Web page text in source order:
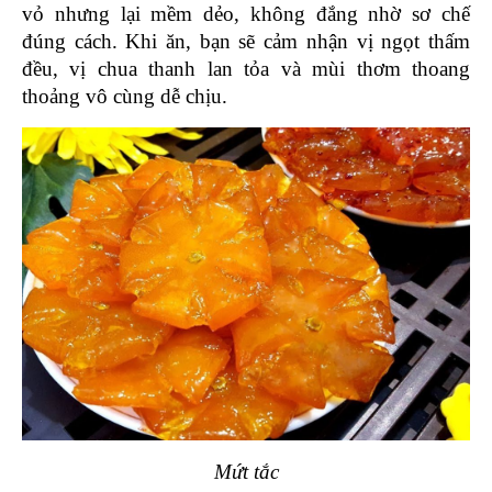
vỏ nhưng lại mềm dẻo, không đắng nhờ sơ chế
đúng cách. Khi ăn, bạn sẽ cảm nhận vị ngọt thấm
đều, vị chua thanh lan tỏa và mùi thơm thoang
thoảng vô cùng dễ chịu.
Mứt tắc